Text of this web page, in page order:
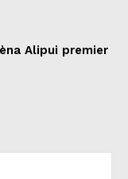
Alipui premier